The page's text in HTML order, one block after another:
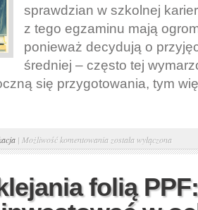
sprawdzian w szkolnej
z tego egzaminu mają
ponieważ decydują o
średniej – często tej
się przygotowania, tym
| Możliwość komentowania Kurs
ósmoklasisty
Gdańsku
–
została wyłączona
folią